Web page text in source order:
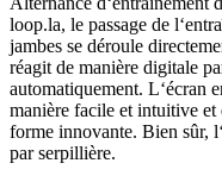
loop.la, le passage de
jambes se déroule
réagit de manière digitale
automatiquement. L‘écran
manière facile et intuitive
forme innovante. Bien sûr,
par serpillière.